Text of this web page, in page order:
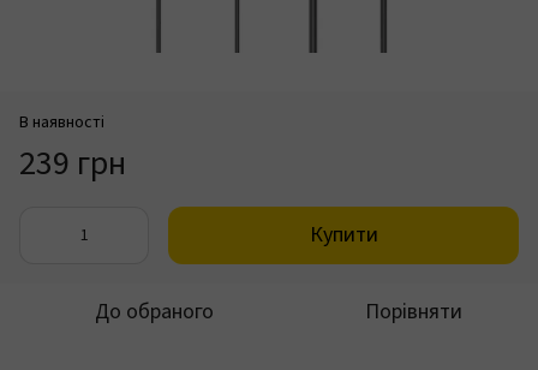
В наявності
239 грн
Купити
До обраного Порівняти